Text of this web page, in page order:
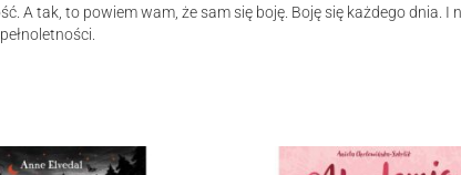
A tak, to powiem wam, że sam się boję. Boję się każdego dnia. I